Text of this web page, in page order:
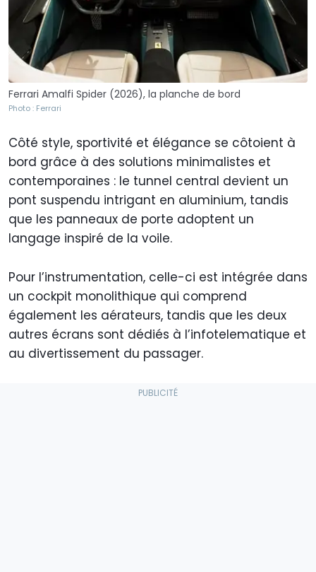
Ferrari Amalfi Spider (2026), la planche de bord
Photo : Ferrari
Côté style, sportivité et élégance se côtoient à
bord grâce à des solutions minimalistes et
contemporaines : le tunnel central devient un
pont suspendu intrigant en aluminium, tandis
que les panneaux de porte adoptent un
langage inspiré de la voile.
Pour l’instrumentation, celle-ci est intégrée dans
un cockpit monolithique qui comprend
également les aérateurs, tandis que les deux
autres écrans sont dédiés à l’infotelematique et
au divertissement du passager.